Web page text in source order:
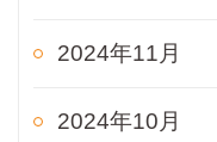
2024年11月
2024年10月